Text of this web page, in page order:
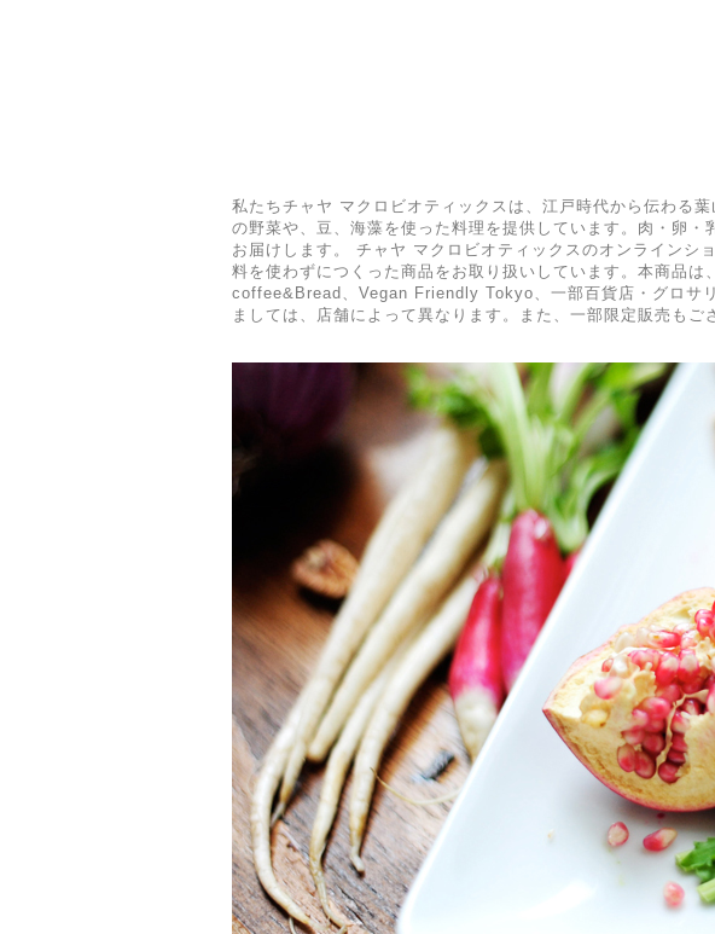
私たちチャヤ マクロビオティックスは、江戸時代から伝わる
の野菜や、豆、海藻を使った料理を提供しています。肉・卵
お届けします。 チャヤ マクロビオティックスのオンラインシ
料を使わずにつくった商品をお取り扱いしています。本商品
coffee&Bread、Vegan Friendly Tokyo、一部百貨店・グロサ
ましては、店舗によって異なります。また、一部限定販売もご